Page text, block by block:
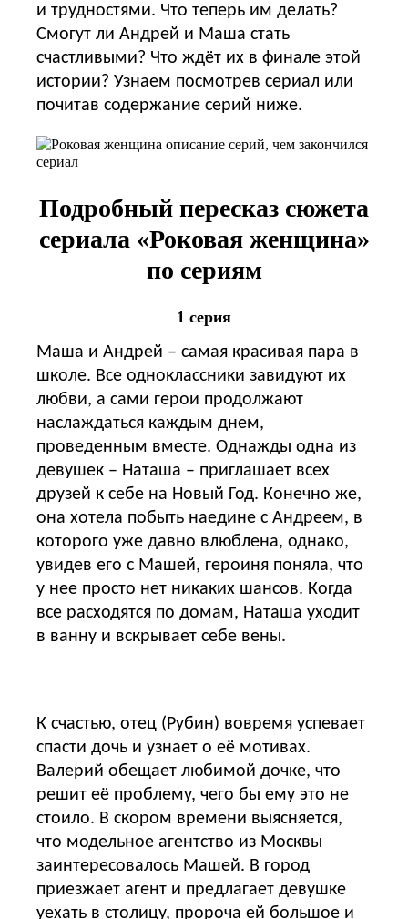
и трудностями. Что теперь им делать?
Смогут ли Андрей и Маша стать
счастливыми? Что ждёт их в финале этой
истории? Узнаем посмотрев сериал или
почитав содержание серий ниже.
Подробный пересказ сюжета
сериала «Роковая женщина»
по сериям
1 серия
Маша и Андрей – самая красивая пара в
школе. Все одноклассники завидуют их
любви, а сами герои продолжают
наслаждаться каждым днем,
проведенным вместе. Однажды одна из
девушек – Наташа – приглашает всех
друзей к себе на Новый Год. Конечно же,
она хотела побыть наедине с Андреем, в
которого уже давно влюблена, однако,
увидев его с Машей, героиня поняла, что
у нее просто нет никаких шансов. Когда
все расходятся по домам, Наташа уходит
в ванну и вскрывает себе вены.
К счастью, отец (Рубин) вовремя успевает
спасти дочь и узнает о её мотивах.
Валерий обещает любимой дочке, что
решит её проблему, чего бы ему это не
стоило. В скором времени выясняется,
что модельное агентство из Москвы
заинтересовалось Машей. В город
приезжает агент и предлагает девушке
уехать в столицу, пророча ей большое и